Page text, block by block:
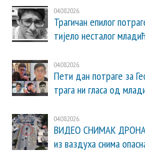
04.08.2026.
Трагичан епилог
тијело несталог
04.08.2026.
Пети дан потраге за
трага ни гласа од
04.08.2026.
ВИДЕО СНИМАК ДРОНА:
из ваздуха снима